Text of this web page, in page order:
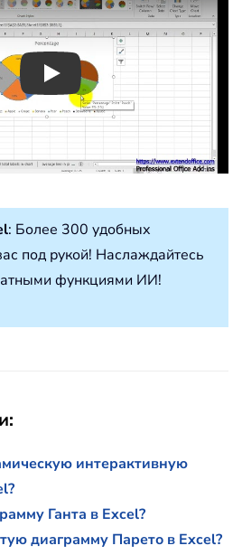
Play
: Более 300 удобных
под рукой! Наслаждайтесь
функциями ИИ!
интерактивную
Ганта в Excel?
диаграмму Парето в Excel?